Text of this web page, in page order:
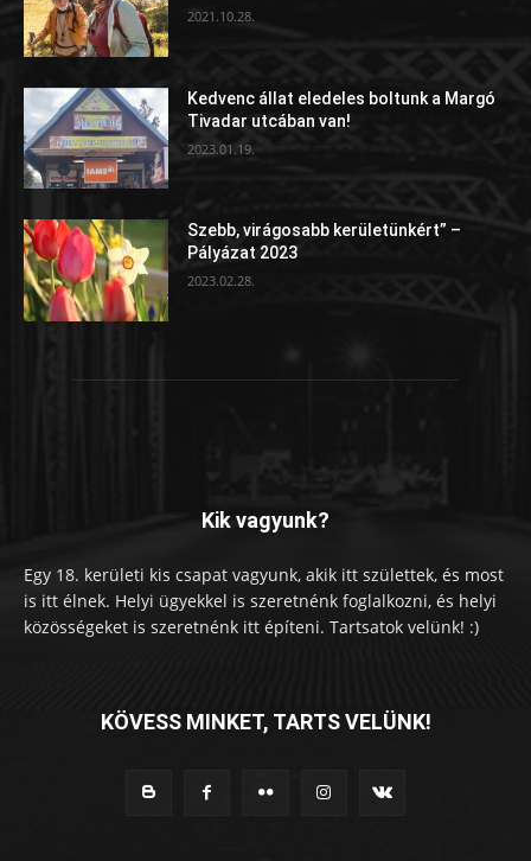
2021.10.28.
Kedvenc állat eledeles boltunk a Margó
Tivadar utcában van!
2023.01.19.
Szebb, virágosabb kerületünkért” –
Pályázat 2023
2023.02.28.
Kik vagyunk?
Egy 18. kerületi kis csapat vagyunk, akik itt születtek, és most
is itt élnek. Helyi ügyekkel is szeretnénk foglalkozni, és helyi
közösségeket is szeretnénk itt építeni. Tartsatok velünk! :)
KÖVESS MINKET, TARTS VELÜNK!